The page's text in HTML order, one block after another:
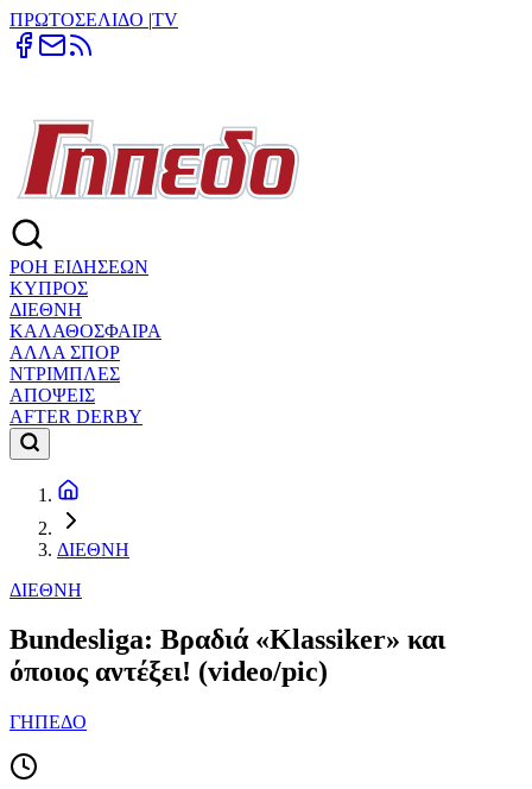
ΠΡΩΤΟΣΕΛΙΔΟ |TV
ΡΟΗ ΕΙΔΗΣΕΩΝ
ΚΥΠΡΟΣ
ΔΙΕΘΝΗ
ΚΑΛΑΘΟΣΦΑΙΡΑ
ΑΛΛΑ ΣΠΟΡ
ΝΤΡΙΜΠΛΕΣ
ΑΠΟΨΕΙΣ
AFTER DERBY
ΔΙΕΘΝΗ
ΔΙΕΘΝΗ
Βundesliga: Βραδιά «Klassiker» και
όποιος αντέξει! (video/pic)
ΓΗΠΕΔΟ